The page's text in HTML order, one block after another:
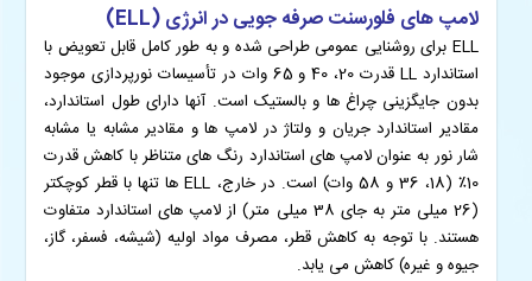
لامپ های فلورسنت صرفه جویی در انرژی (ELL)
ELL برای روشنایی عمومی طراحی شده و به طور کامل قابل تعویض با
استاندارد LL قدرت 20، 40 و 65 وات در تأسیسات نورپردازی موجود
بدون جایگزینی چراغ ها و بالستیک است. آنها دارای طول استاندارد،
مقادیر استاندارد جریان و ولتاژ در لامپ ها و مقادیر مشابه یا مشابه
شار نور به عنوان لامپ های استاندارد رنگ های متناظر با کاهش قدرت
10٪ (18، 36 و 58 وات) است. در خارج، ELL ها تنها با قطر کوچکتر
(26 میلی متر به جای 38 میلی متر) از لامپ های استاندارد متفاوت
هستند. با توجه به کاهش قطر، مصرف مواد اولیه (شیشه، فسفر، گاز،
جیوه و غیره) کاهش می یابد.